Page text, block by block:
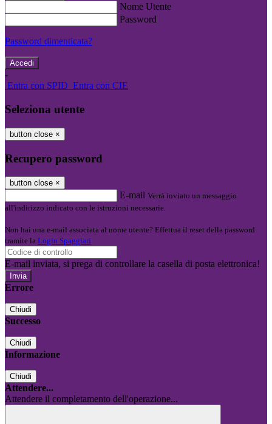
Nome Utente
Password
Password dimenticata?
-
Entra con SPID Entra con CIE
Seleziona utente
button close ×
Recupero password
button close ×
E-mail Verrà inviato un messaggio
all'indirizzo indicato con le istruzioni necessarie.
Non hai una e-mail associata al nome utente? Effettua il reset della password
tramite la Login Spaggiari
E-mail inviata, si prega di controllare la casella di posta elettronica!
Errore
Chiudi
Successo
Chiudi
Informazione
Chiudi
Attendere...
Attendere il completamento dell'operazione...